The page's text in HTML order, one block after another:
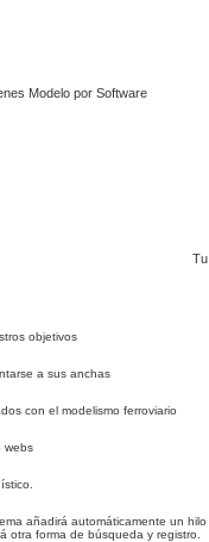
Modelo por Software
objetivos
a sus anchas
con el modelismo ferroviario
webs
añadirá automáticamente un
otra forma de búsqueda y registro.